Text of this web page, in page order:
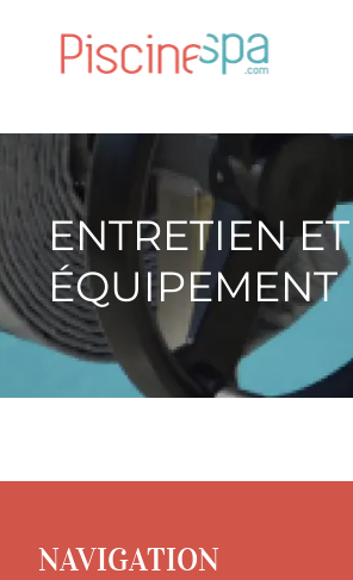
ENTRETIEN ET
ÉQUIPEMENT
NAVIGATION